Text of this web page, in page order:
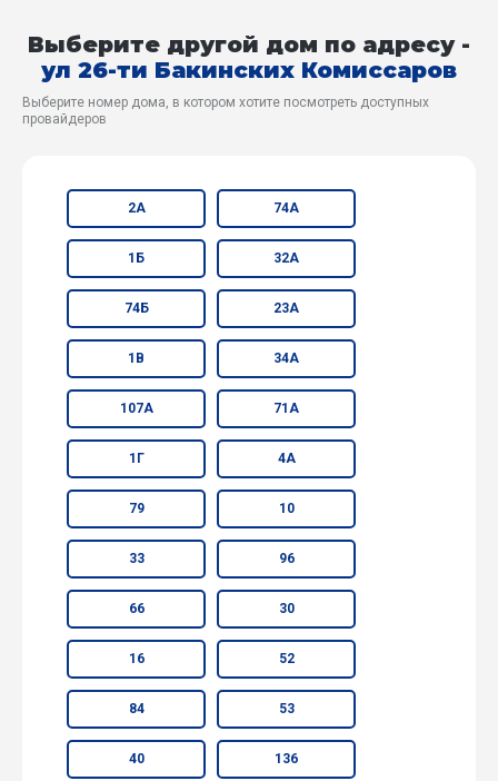
Выберите другой дом по адресу -
ул 26-ти Бакинских Комиссаров
Выберите номер дома, в котором хотите посмотреть доступных
провайдеров
2А 74А
1Б 32А
74Б 23А
1В 34А
107А 71А
1Г 4А
79 10
33 96
66 30
16 52
84 53
40 136